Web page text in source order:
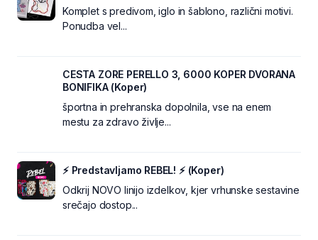
Komplet s predivom, iglo in šablono, različni motivi.
Ponudba vel...
CESTA ZORE PERELLO 3, 6000 KOPER DVORANA
BONIFIKA (Koper)
športna in prehranska dopolnila, vse na enem
mestu za zdravo življe...
⚡ Predstavljamo REBEL! ⚡ (Koper)
Odkrij NOVO linijo izdelkov, kjer vrhunske sestavine
srečajo dostop...